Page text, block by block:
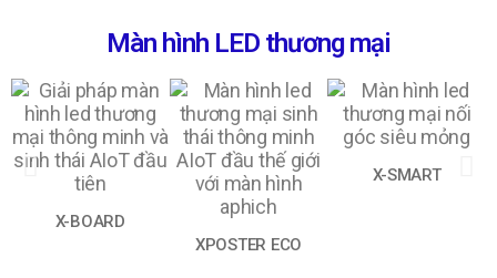
Màn hình LED thương mại
X-BOARD
XPOSTER ECO
X-SMART